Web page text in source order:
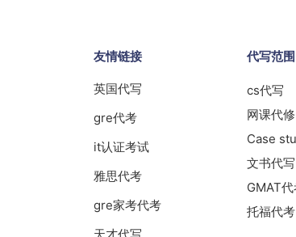
友情链接
英国代写
gre代考
it认证考试
雅思代考
gre家考代考
天才代写
代写范围
cs代写
网课代修
Case
文书代写
GMAT
托福代考